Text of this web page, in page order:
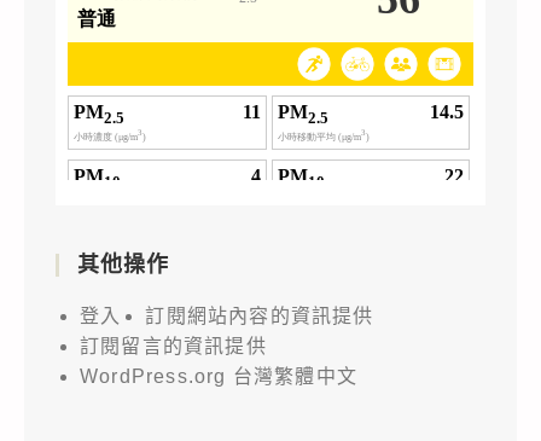
其他操作
登入
訂閱網站內容的資訊提供
訂閱留言的資訊提供
WordPress.org 台灣繁體中文